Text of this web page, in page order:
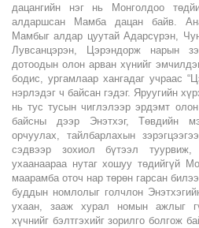
дацангийн нэг нь Монголдоо
алдаршсан Мамба дацан байв.
Мамбыг алдар цуутай Адарсүрэн,
Лувсанцэрэн, Цэрэндорж нарын
дотоодын олон арван хүнийг
бодис, ургамлаар хангадаг учраас
нэрлэдэг ч байсан гэдэг. Яруугийн
нь тус тусын чиглэлээр эрдэмт
байсны дээр Энэтхэг, Төвдийн
орчуулах, тайлбарлахын
сэдвээр зохиол бүтээл
ухаанаараа нутаг хошуу төдийгүй
маарамба оточ нар төрөн гарсан
буддын номлолыг голчлон
ухаан, зааж хурал номын ажлыг
хүчнийг бэлтгэхийг зорилго болгож